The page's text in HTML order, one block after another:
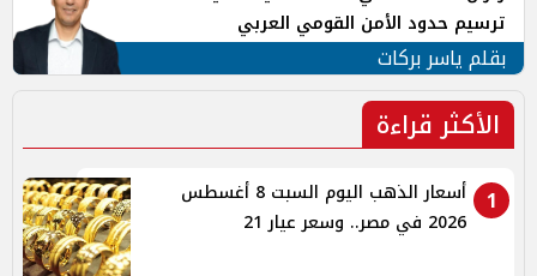
ترسيم حدود الأمن القومي العربي
بقلم ياسر بركات
الأكثر قراءة
1
أسعار الذهب اليوم السبت 8 أغسطس
2026 في مصر.. وسعر عيار 21